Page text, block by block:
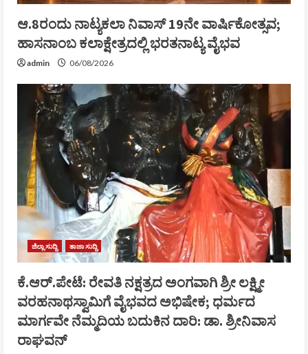
ಆ.8ರಂದು ನಾಟ್ಯಕಲಾ ನಿವಾಸ್ 19ನೇ ವಾರ್ಷಿಕೋತ್ಸವ;
ಹಾಸನಾಂಬ ಕಲಾಕ್ಷೇತ್ರದಲ್ಲಿ ಭರತನಾಟ್ಯ ವೈಭವ
admin 06/08/2026
ಜಿಲ್ಲಾ ಸುದ್ದಿ ತಾಜಾ ಸುದ್ದಿ
ಕೆ.ಆರ್.ಪೇಟೆ: ರೇವತಿ ನಕ್ಷತ್ರದ ಅಂಗವಾಗಿ ಶ್ರೀ ಲಕ್ಷ್ಮೀ
ವರಹನಾಥಸ್ವಾಮಿಗೆ ವೈಭವದ ಅಭಿಷೇಕ; ಧರ್ಮದ
ಮಾರ್ಗವೇ ನೆಮ್ಮದಿಯ ಬದುಕಿನ ದಾರಿ: ಡಾ. ಶ್ರೀನಿವಾಸ
ರಾಘವನ್